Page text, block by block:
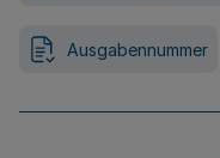
Ausgabennummer